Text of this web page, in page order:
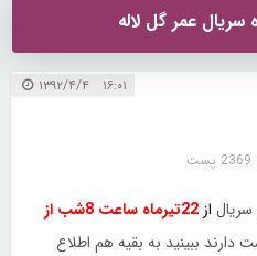
عمر گل لاله
۱۶:۰۱ ۱۳۹۲/۴/۴
2369 پست
از
22تیرماه ساعت 8شب از
ببینید به بقیه هم اطلاع